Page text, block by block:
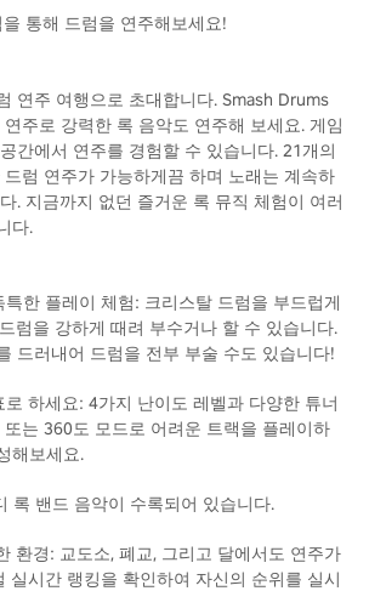
통해 드럼을 연주해보세요!
연주 여행으로 초대합니다. Smash Drums
주로 강력한 록 음악도 연주해 보세요. 게임
간에서 연주를 경험할 수 있습니다. 21개의
럼 연주가 가능하게끔 하며 노래는 계속하
. 지금까지 없던 즐거운 록 뮤직 체험이 여러
다.
특한 플레이 체험: 크리스탈 드럼을 부드럽게
럼을 강하게 때려 부수거나 할 수 있습니다.
드러내어 드럼을 전부 부술 수도 있습니다!
로 하세요: 4가지 난이도 레벨과 다양한 튜너
는 360도 모드로 어려운 트랙을 플레이하
해보세요.
록 밴드 음악이 수록되어 있습니다.
환경: 교도소, 폐교, 그리고 달에서도 연주가
실시간 랭킹을 확인하여 자신의 순위를 실시